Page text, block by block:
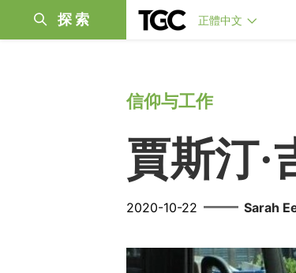
探索 正體中文
信仰与工作
賈斯汀·
2020-10-22 —— Sarah